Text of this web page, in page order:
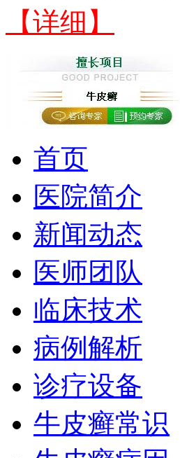
【详细】
首页
医院简介
新闻动态
医师团队
临床技术
病例解析
诊疗设备
牛皮癣常识